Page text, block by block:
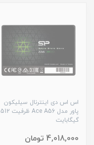
اس اس دی اینترنال سیلیکون
پاور مدل Ace A56 ظرفیت 512
گیگابایت
4,018,000 تومان